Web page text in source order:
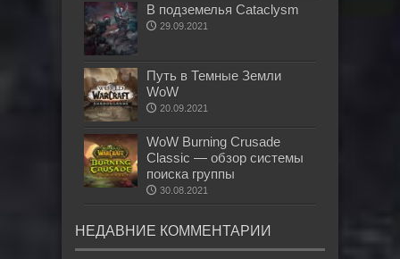
В подземелья Cataclysm
29.09.2021
Путь в Темные Земли
WoW
20.09.2021
WoW Burning Crusade
Classic — обзор системы
поиска группы
30.08.2021
НЕДАВНИЕ КОММЕНТАРИИ